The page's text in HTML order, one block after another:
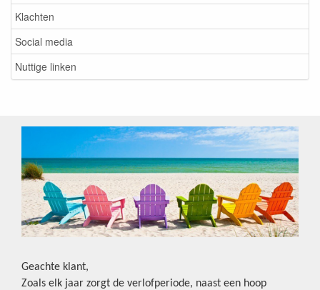
Klachten
Social media
Nuttige linken
Geachte klant,
Zoals elk jaar zorgt de verlofperiode, naast een hoop